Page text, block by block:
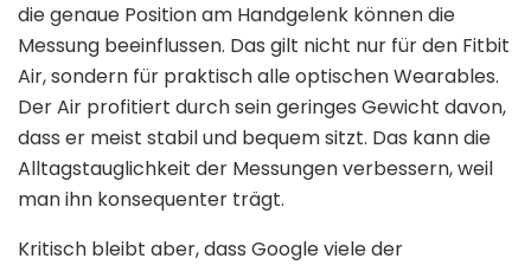
die genaue Position am Handgelenk können die
Messung beeinflussen. Das gilt nicht nur für den Fitbit
Air, sondern für praktisch alle optischen Wearables.
Der Air profitiert durch sein geringes Gewicht davon,
dass er meist stabil und bequem sitzt. Das kann die
Alltagstauglichkeit der Messungen verbessern, weil
man ihn konsequenter trägt.
Kritisch bleibt aber, dass Google viele der